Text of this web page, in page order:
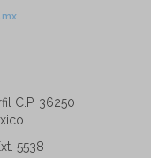
C.P. 36250
5538